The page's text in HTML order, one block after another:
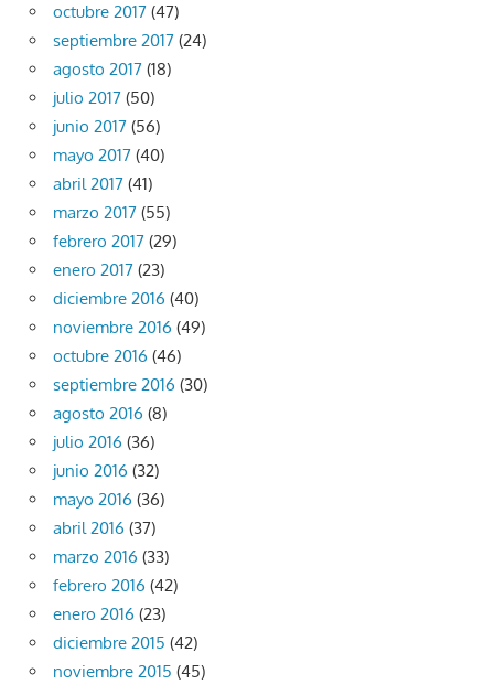
octubre 2017 (47)
septiembre 2017 (24)
agosto 2017 (18)
julio 2017 (50)
junio 2017 (56)
mayo 2017 (40)
abril 2017 (41)
marzo 2017 (55)
febrero 2017 (29)
enero 2017 (23)
diciembre 2016 (40)
noviembre 2016 (49)
octubre 2016 (46)
septiembre 2016 (30)
agosto 2016 (8)
julio 2016 (36)
junio 2016 (32)
mayo 2016 (36)
abril 2016 (37)
marzo 2016 (33)
febrero 2016 (42)
enero 2016 (23)
diciembre 2015 (42)
noviembre 2015 (45)